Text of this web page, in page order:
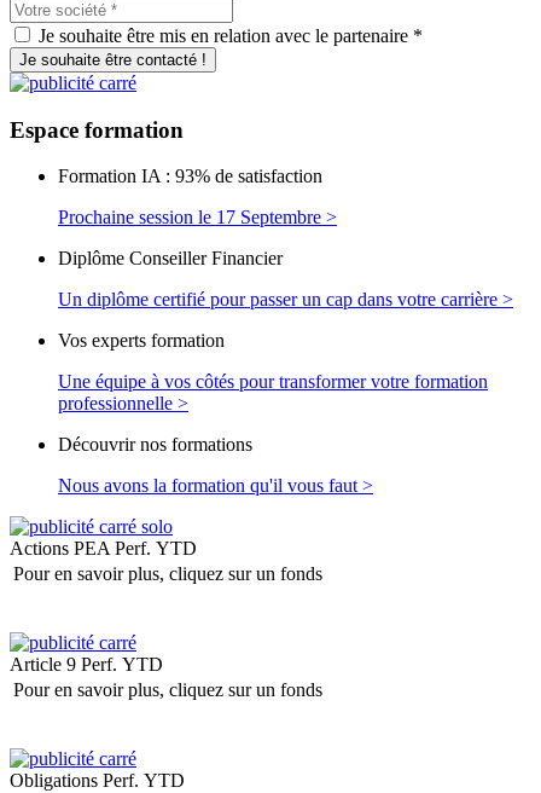
Je souhaite être mis en relation avec le partenaire *
Je souhaite être contacté !
Espace formation
Formation IA : 93% de satisfaction
Prochaine session le 17 Septembre >
Diplôme Conseiller Financier
Un diplôme certifié pour passer un cap dans votre carrière >
Vos experts formation
Une équipe à vos côtés pour transformer votre formation
professionnelle >
Découvrir nos formations
Nous avons la formation qu'il vous faut >
Actions PEA Perf. YTD
Pour en savoir plus, cliquez sur un fonds
Article 9 Perf. YTD
Pour en savoir plus, cliquez sur un fonds
Obligations Perf. YTD